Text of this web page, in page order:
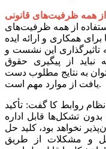
از همه ظرفیت‌های قانونی
از همه ظرفیت‌های
همکاری و ارائه ایده
تاثیرگذاری این نشست و
نباید از پیگیری حقوق
به نتایج مطلوب دست
یافت از موارد مهم است.
روابط کا گفت: تأکید
تشکل‌ها قابل اداره
نخواهد بود، کلید حل
و مشکلات از طریق